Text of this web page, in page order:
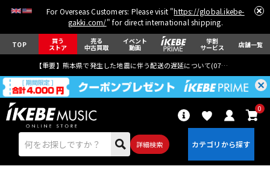
For Overseas Customers: Please visit "https://global.ikebe-
gakki.com/" for direct international shipping.
TOP 買う
ストア
売る
中古買取
イベント
動画
学割
サービス 店舗一覧
【重要】熊本県で発生した地震に伴う配送の遅延について(07月29日
詳細検索
0